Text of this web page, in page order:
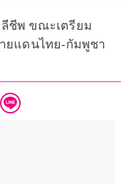
ชีพ ขณะเตรียม
ยแดนไทย-กัมพูชา